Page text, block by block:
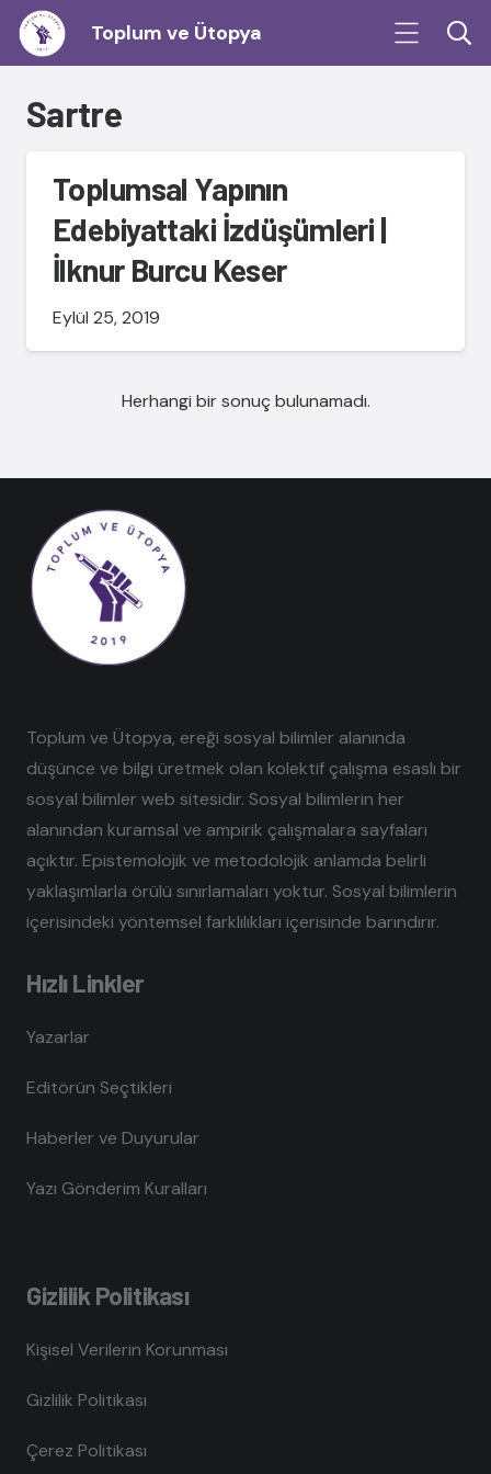
Toplum ve Ütopya
Sartre
Toplumsal Yapının
Edebiyattaki İzdüşümleri |
İlknur Burcu Keser
Eylül 25, 2019
Herhangi bir sonuç bulunamadı.
Toplum ve Ütopya, ereği sosyal bilimler alanında
düşünce ve bilgi üretmek olan kolektif çalışma esaslı bir
sosyal bilimler web sitesidir. Sosyal bilimlerin her
alanından kuramsal ve ampirik çalışmalara sayfaları
açıktır. Epistemolojik ve metodolojik anlamda belirli
yaklaşımlarla örülü sınırlamaları yoktur. Sosyal bilimlerin
içerisindeki yöntemsel farklılıkları içerisinde barındırır.
Hızlı Linkler
Yazarlar
Editörün Seçtikleri
Haberler ve Duyurular
Yazı Gönderim Kuralları
Gizlilik Politikası
Kişisel Verilerin Korunması
Gizlilik Politikası
Çerez Politikası